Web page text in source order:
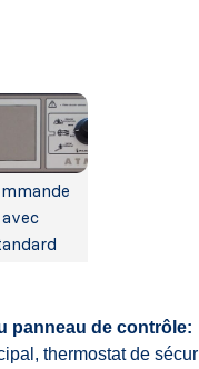
panneau de contrôle:
thermostat de